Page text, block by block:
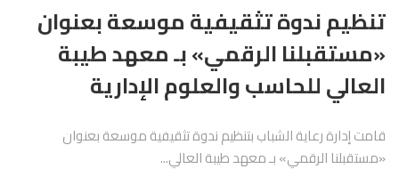
تنظيم ندوة تثقيفية موسعة بعنوان
«مستقبلنا الرقمي» بـ معهد طيبة
العالي للحاسب والعلوم الإدارية
قامت إدارة رعاية الشباب بتنظيم ندوة تثقيفية موسعة بعنوان
«مستقبلنا الرقمي» بـ معهد طيبة العالي...